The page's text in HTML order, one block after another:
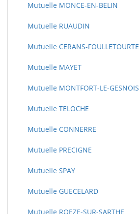
Mutuelle MONCE-EN-BELIN
Mutuelle RUAUDIN
Mutuelle CERANS-FOULLETOURTE
Mutuelle MAYET
Mutuelle MONTFORT-LE-GESNOIS
Mutuelle TELOCHE
Mutuelle CONNERRE
Mutuelle PRECIGNE
Mutuelle SPAY
Mutuelle GUECELARD
Mutuelle ROEZE-SUR-SARTHE